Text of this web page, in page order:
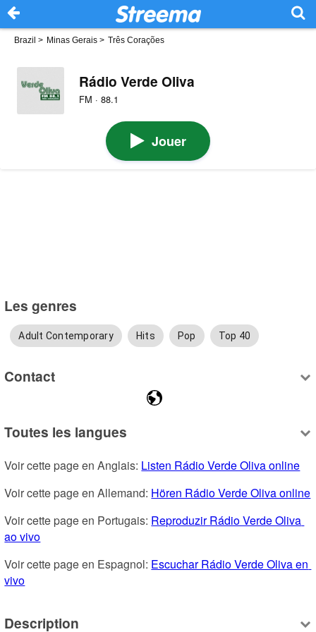
Brazil > Minas Gerais > Três Corações
Rádio Verde Oliva
FM · 88.1
Jouer
Les genres
Adult Contemporary Hits Pop Top 40
Contact
Toutes les langues
Voir cette page en Anglais: Listen Rádio Verde Oliva online
Voir cette page en Allemand: Hören Rádio Verde Oliva online
Voir cette page en Portugais: Reproduzir Rádio Verde Oliva
ao vivo
Voir cette page en Espagnol: Escuchar Rádio Verde Oliva en
vivo
Description